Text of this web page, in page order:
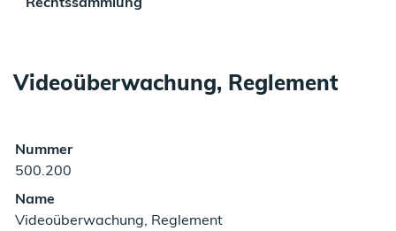
Videoüberwachung, Reglement
Nummer
500.200
Name
Videoüberwachung, Reglement
Zugehörige Objekte